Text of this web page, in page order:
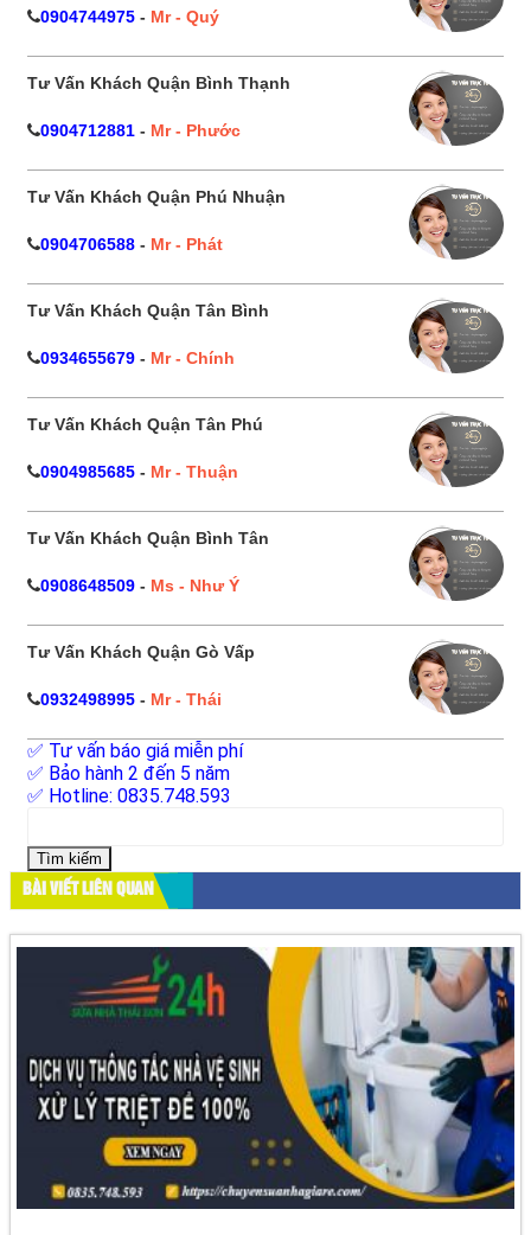
0904744975 - Mr - Quý
Tư Vấn Khách Quận Bình Thạnh
0904712881 - Mr - Phước
Tư Vấn Khách Quận Phú Nhuận
0904706588 - Mr - Phát
Tư Vấn Khách Quận Tân Bình
0934655679 - Mr - Chính
Tư Vấn Khách Quận Tân Phú
0904985685 - Mr - Thuận
Tư Vấn Khách Quận Bình Tân
0908648509 - Ms - Như Ý
Tư Vấn Khách Quận Gò Vấp
0932498995 - Mr - Thái
✅ Tư vấn báo giá miễn phí
✅ Bảo hành 2 đến 5 năm
✅ Hotline: 0835.748.593
cho:
BÀI VIẾT LIÊN QUAN